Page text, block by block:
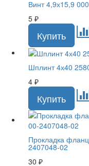
Винт 4,9х15,9
5 ₽
Шплинт 4х40
4 ₽
Прокладка
2407048-02
30 ₽